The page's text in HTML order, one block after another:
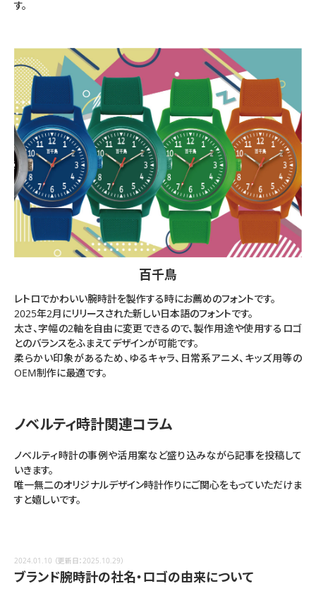
す。
百千鳥
レトロでかわいい腕時計を製作する時にお薦めのフォントです。
2025年2月にリリースされた新しい日本語のフォントです。
太さ、字幅の2軸を自由に変更できるので、製作用途や使用するロゴ
とのバランスをふまえてデザインが可能です。
柔らかい印象があるため、ゆるキャラ、日常系アニメ、キッズ用等の
OEM制作に最適です。
ノベルティ時計関連コラム
ノベルティ時計の事例や活用案など盛り込みながら記事を投稿して
いきます。
唯一無二のオリジナルデザイン時計作りにご関心をもっていただけま
すと嬉しいです。
2024.01.10 （更新日：2025.10.29）
ブランド腕時計の社名・ロゴの由来について